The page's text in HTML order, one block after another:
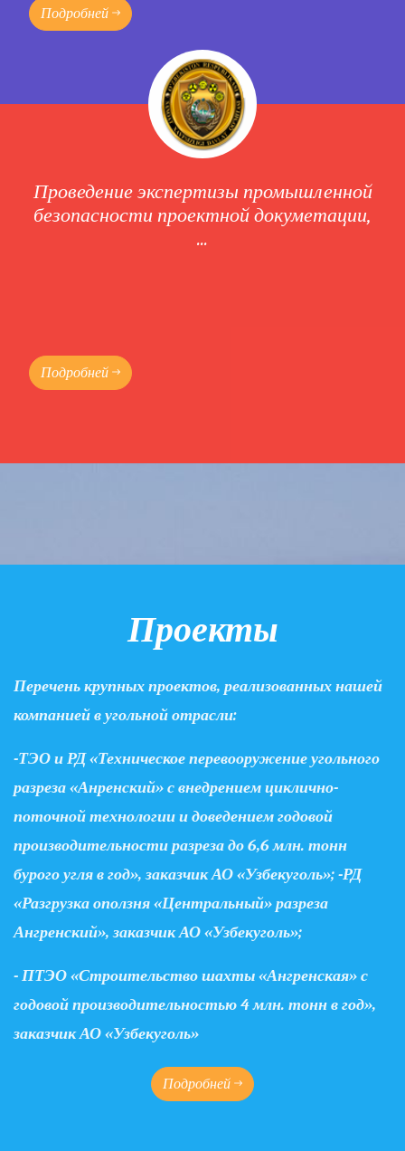
Подробней
Проведение экспертизы промышленной
безопасности проектной докуметации,
...
Подробней
Проекты
Перечень крупных проектов, реализованных нашей
компанией в угольной отрасли:
-ТЭО и РД «Техническое перевооружение угольного
разреза «Анренский» с внедрением циклично-
поточной технологии и доведением годовой
производительности разреза до 6,6 млн. тонн
бурого угля в год», заказчик АО «Узбекуголь»; -РД
«Разгрузка оползня «Центральный» разреза
Ангренский», заказчик АО «Узбекуголь»;
- ПТЭО «Строительство шахты «Ангренская» с
годовой производительностью 4 млн. тонн в год»,
заказчик АО «Узбекуголь»
Подробней